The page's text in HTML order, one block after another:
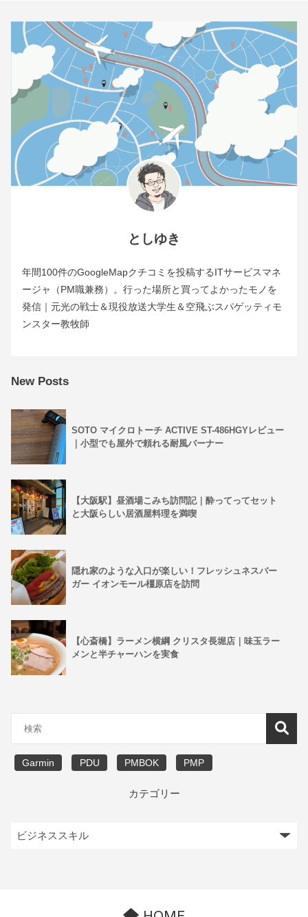
としゆき
年間100件のGoogleMapクチコミを投稿するITサービスマネ
ージャ（PM職兼務）。行った場所と買ってよかったモノを
発信｜元光の戦士＆現役放送大学生＆空飛ぶスパゲッティモ
ンスター教牧師
New Posts
SOTO マイクロトーチ ACTIVE ST-486HGYレビュー
｜小型でも屋外で頼れる耐風バーナー
【大阪駅】昼酒場こみち訪問記｜酔ってってセット
と大阪らしい居酒屋料理を満喫
隠れ家のような入口が楽しい！フレッシュネスバー
ガー イオンモール橿原店を訪問
【心斎橋】ラーメン横綱 クリスタ長堀店｜味玉ラー
メンと半チャーハンを実食
Garmin PDU PMBOK PMP
カテゴリー